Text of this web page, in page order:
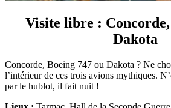
Visite libre : Concorde,
Dakota
Concorde, Boeing 747 ou Dakota ? Ne
l’intérieur de ces trois avions mythiques.
par le hublot, il fait nuit !